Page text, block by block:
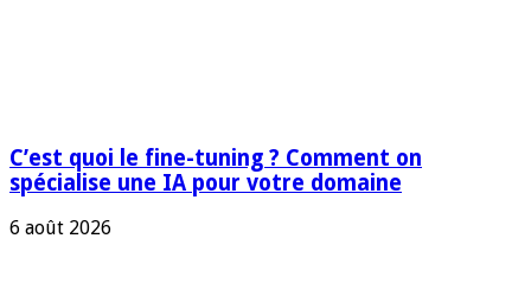
C’est quoi le fine-tuning ? Comment on
spécialise une IA pour votre domaine
6 août 2026